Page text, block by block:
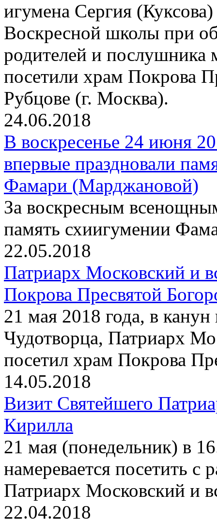
игумена Сергия
Воскресной школы при
родителей и послушника
посетили храм Покрова
Рубцове (г. Москва).
24.06.2018
В воскресенье 24 июня
впервые праздновали
Фамари (Марджановой)
За воскресным
память схиигумении
22.05.2018
Патриарх Московский и
Покрова Пресвятой
21 мая 2018 года, в
Чудотворца, Патриарх
посетил храм Покрова
14.05.2018
Визит Святейшего
Кирилла
21 мая (понедельник) в
намеревается посетить
Патриарх Московский и
22.04.2018